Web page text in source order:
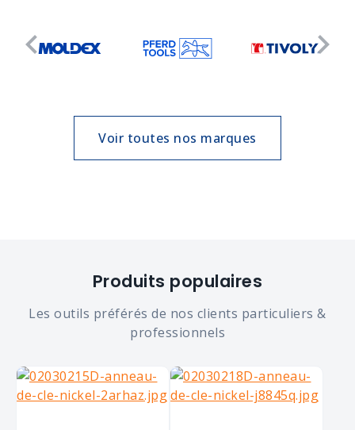
Voir toutes nos marques
Produits populaires
Les outils préférés de nos clients particuliers &
professionnels